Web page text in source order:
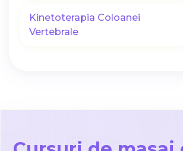
Kinetoterapia Coloanei
Vertebrale